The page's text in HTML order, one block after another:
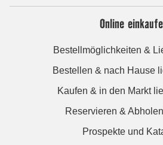
Online
Bestellmöglichkeiten &
Bestellen & nach Hause
Kaufen & in den Markt
Reservieren &
Prospekte und